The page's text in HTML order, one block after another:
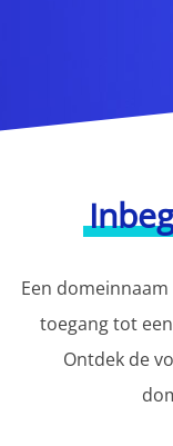
Een
toegang tot
Ontdek de